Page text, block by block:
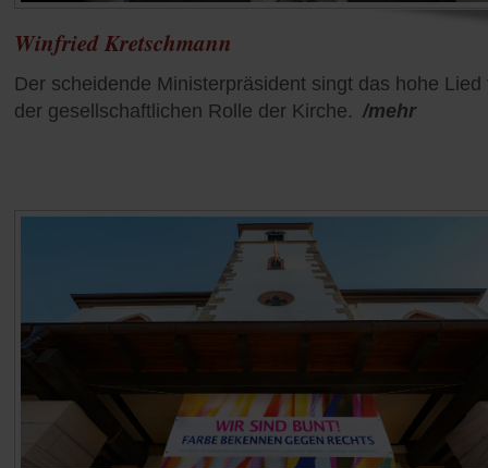
Winfried Kretschmann
Der scheidende Ministerpräsident singt das hohe Lied
der gesellschaftlichen Rolle der Kirche. /mehr